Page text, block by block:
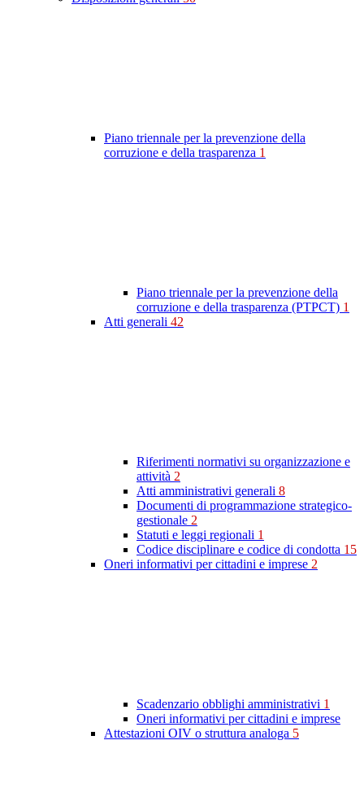
Piano triennale per la prevenzione della
corruzione e della trasparenza 1
Piano triennale per la prevenzione della
corruzione e della trasparenza (PTPCT) 1
Atti generali 42
Riferimenti normativi su organizzazione e
attività 2
Atti amministrativi generali 8
Documenti di programmazione strategico-
gestionale 2
Statuti e leggi regionali 1
Codice disciplinare e codice di condotta 15
Oneri informativi per cittadini e imprese 2
Scadenzario obblighi amministrativi 1
Oneri informativi per cittadini e imprese
Attestazioni OIV o struttura analoga 5